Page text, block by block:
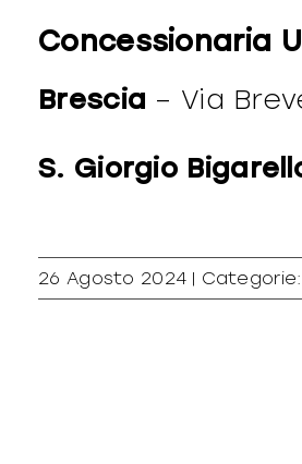
Concessionaria
Brescia – Via
S. Giorgio
26 Agosto 2024 | Categorie: